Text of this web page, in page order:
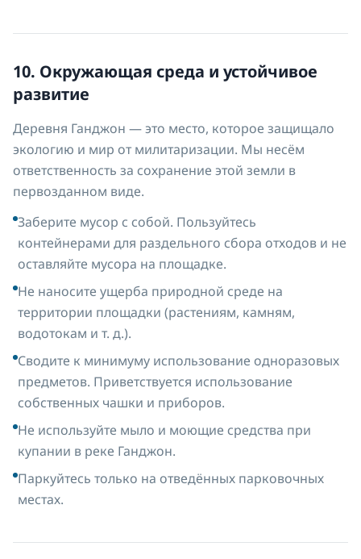
10. Окружающая среда и устойчивое
развитие
Деревня Ганджон — это место, которое защищало
экологию и мир от милитаризации. Мы несём
ответственность за сохранение этой земли в
первозданном виде.
Заберите мусор с собой. Пользуйтесь
контейнерами для раздельного сбора отходов и не
оставляйте мусора на площадке.
Не наносите ущерба природной среде на
территории площадки (растениям, камням,
водотокам и т. д.).
Сводите к минимуму использование одноразовых
предметов. Приветствуется использование
собственных чашки и приборов.
Не используйте мыло и моющие средства при
купании в реке Ганджон.
Паркуйтесь только на отведённых парковочных
местах.